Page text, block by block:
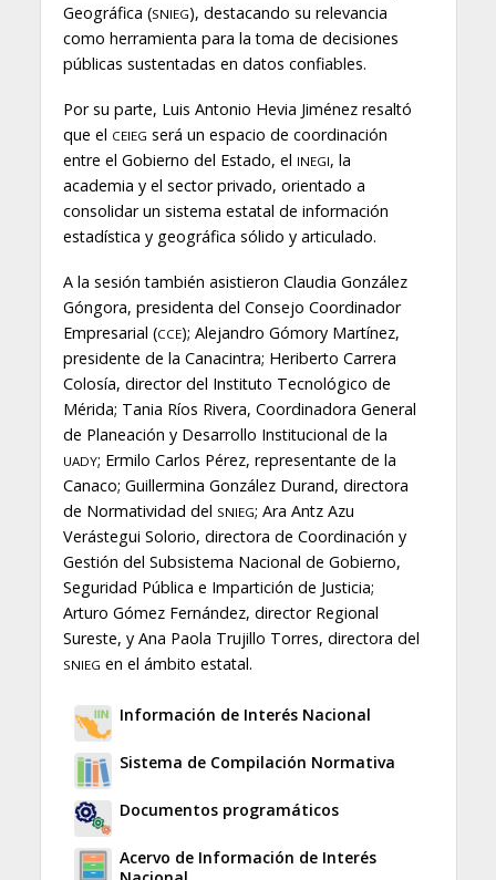
Geográfica (SNIEG), destacando su relevancia
como herramienta para la toma de decisiones
públicas sustentadas en datos confiables.
Por su parte, Luis Antonio Hevia Jiménez resaltó
que el CEIEG será un espacio de coordinación
entre el Gobierno del Estado, el INEGI, la
academia y el sector privado, orientado a
consolidar un sistema estatal de información
estadística y geográfica sólido y articulado.
A la sesión también asistieron Claudia González
Góngora, presidenta del Consejo Coordinador
Empresarial (CCE); Alejandro Gómory Martínez,
presidente de la Canacintra; Heriberto Carrera
Colosía, director del Instituto Tecnológico de
Mérida; Tania Ríos Rivera, Coordinadora General
de Planeación y Desarrollo Institucional de la
UADY; Ermilo Carlos Pérez, representante de la
Canaco; Guillermina González Durand, directora
de Normatividad del SNIEG; Ara Antz Azu
Verástegui Solorio, directora de Coordinación y
Gestión del Subsistema Nacional de Gobierno,
Seguridad Pública e Impartición de Justicia;
Arturo Gómez Fernández, director Regional
Sureste, y Ana Paola Trujillo Torres, directora del
SNIEG en el ámbito estatal.
Información de Interés Nacional
Sistema de Compilación Normativa
Documentos programáticos
Acervo de Información de Interés